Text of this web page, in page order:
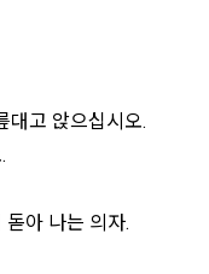
대고 앉으십시오.
아 나는 의자.